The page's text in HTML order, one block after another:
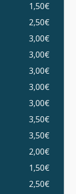
1,50€
2,50€
3,00€
3,00€
3,00€
3,00€
3,00€
3,50€
3,50€
2,00€
1,50€
2,50€